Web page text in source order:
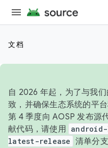
文档
自 2026 年起，为了与我
致，并确保生态系统的平
第 4 季度向 AOSP 发布源
献代码，请使用
latest-release 清单分